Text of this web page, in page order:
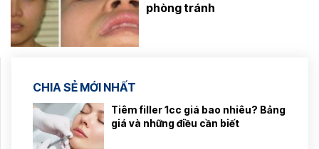
phòng tránh
CHIA SẺ MỚI NHẤT
Tiêm filler 1cc giá bao nhiêu? Bảng
giá và những điều cần biết